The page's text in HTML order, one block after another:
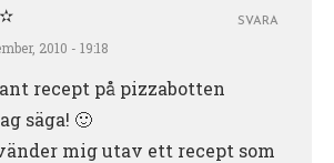
2010 - 19:18
recept på pizzabotten
säga! 🙂
mig utav ett recept som
SVARA